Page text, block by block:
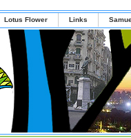
Lotus Flower Links